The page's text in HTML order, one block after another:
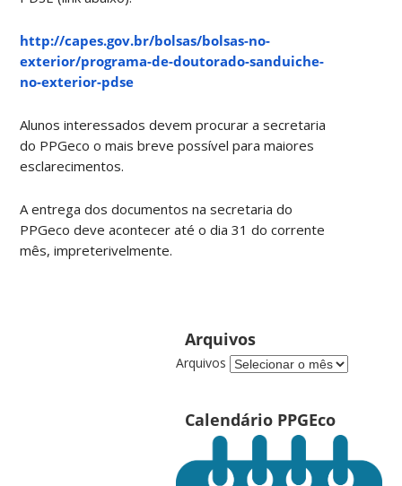
http://capes.gov.br/bolsas/bolsas-no-
exterior/programa-de-doutorado-sanduiche-
no-exterior-pdse
Alunos interessados devem procurar a secretaria
do PPGeco o mais breve possível para maiores
esclarecimentos.
A entrega dos documentos na secretaria do
PPGeco deve acontecer até o dia 31 do corrente
mês, impreterivelmente.
Arquivos
Arquivos
Calendário PPGEco